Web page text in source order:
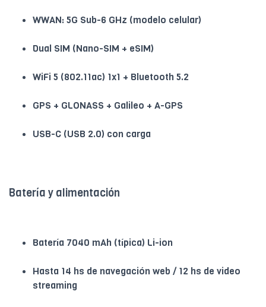
WWAN: 5G Sub-6 GHz (modelo celular)
Dual SIM (Nano-SIM + eSIM)
WiFi 5 (802.11ac) 1x1 + Bluetooth 5.2
GPS + GLONASS + Galileo + A-GPS
USB-C (USB 2.0) con carga
Batería y alimentación
Batería 7040 mAh (típica) Li-ion
Hasta 14 hs de navegación web / 12 hs de video
streaming